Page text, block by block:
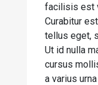
facilisis est
Curabitur
tellus eget,
Ut id nulla
cursus
a varius